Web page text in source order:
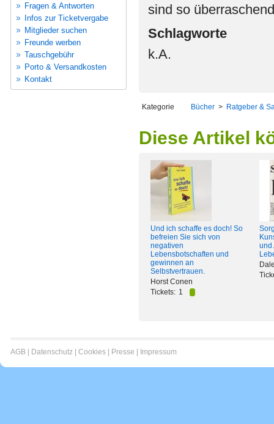
Fragen & Antworten
Infos zur Ticketvergabe
Mitglieder suchen
Freunde werben
Tauschgebühr
Porto & Versandkosten
Kontakt
sind so
Schlagworte
k.A.
Kategorie Bücher > Ratgeber &
Diese Artikel
Und ich schaffe es doch! So
befreien Sie sich von
negativen
Lebensbotschaften und
gewinnen an
Selbstvertrauen.
Horst Conen
Tickets: 1
und
AGB Datenschutz Cookies Presse Impressum